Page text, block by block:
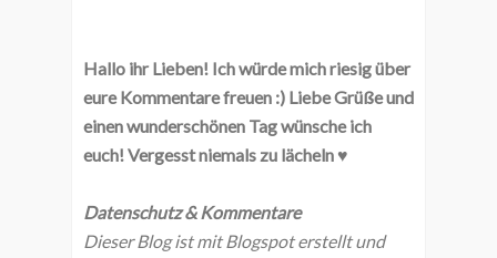
Hallo ihr Lieben! Ich würde mich riesig über
eure Kommentare freuen :) Liebe Grüße und
einen wunderschönen Tag wünsche ich
euch! Vergesst niemals zu lächeln ♥
Datenschutz & Kommentare
Dieser Blog ist mit Blogspot erstellt und